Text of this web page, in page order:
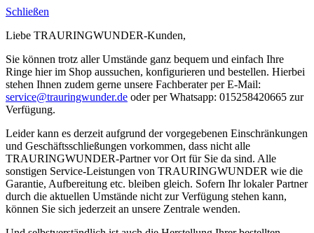
Schließen
Liebe TRAURINGWUNDER-Kunden,
Sie können trotz aller Umstände ganz bequem und einfach Ihre
Ringe hier im Shop aussuchen, konfigurieren und bestellen. Hierbei
stehen Ihnen zudem gerne unsere Fachberater per E-Mail:
service@trauringwunder.de oder per Whatsapp: 015258420665 zur
Verfügung.
Leider kann es derzeit aufgrund der vorgegebenen Einschränkungen
und Geschäftsschließungen vorkommen, dass nicht alle
TRAURINGWUNDER-Partner vor Ort für Sie da sind. Alle
sonstigen Service-Leistungen von TRAURINGWUNDER wie die
Garantie, Aufbereitung etc. bleiben gleich. Sofern Ihr lokaler Partner
durch die aktuellen Umstände nicht zur Verfügung stehen kann,
können Sie sich jederzeit an unsere Zentrale wenden.